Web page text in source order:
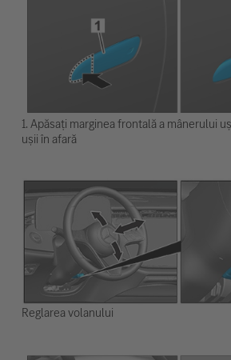
1. Apăsați marginea frontală a mânerului
ușii în afară
Reglarea volanului